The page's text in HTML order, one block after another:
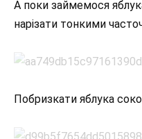
А поки займемося
нарізати тонкими
Побризкати яблука